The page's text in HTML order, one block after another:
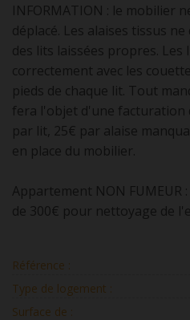
INFORMATION : le mobilier
déplacé. Les alaises tissus
des lits laissées propres.
correctement avec les
pieds de chaque lit. Tout
fera l'objet d'une facturation
par lit, 25€ par alaise
en place du mobilier.
Appartement NON
de 300€ pour nettoyage de
Référence :
Type de logement :
Surface de :